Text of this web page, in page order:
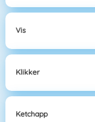
Vis
Klikker
Ketchapp